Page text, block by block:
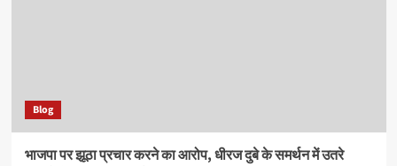
Blog
भाजपा पर झूठा प्रचार करने का आरोप, धीरज दुबे के समर्थन में उतरे